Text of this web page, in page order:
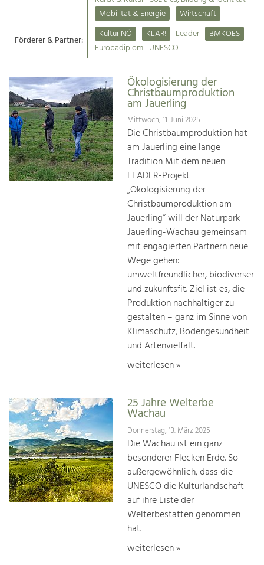
Suche
Impressum
Kontakt
Tourismus
Angebotsentwicklung und
Kunst & Kultur
Handwerk, Wissenschaft und Forschung.
Soziales, Bildung &
Identität
Gleichberechtigung, Jugend und
Integration
Mobilität & Energie
Klimawandel, öffentlicher Verkehr und
Steigerung regionaler Wertschöpfung
Mobilität & Energie
Wirtschaft
Förderer & Partner:
Kultur NÖ KLAR! Leader
BMKOES
Europadiplom UNESCO
Ökologisierung der
Christbaumproduktion
am Jauerling
Mittwoch, 11. Juni 2025
Die Christbaumproduktion hat
am Jauerling eine lange
Tradition Mit dem neuen
LEADER-Projekt
„Ökologisierung der
Christbaumproduktion am
Jauerling“ will der Naturpark
Jauerling-Wachau gemeinsam
mit engagierten Partnern neue
Wege gehen:
umweltfreundlicher, biodiverser
und zukunftsfit. Ziel ist es, die
Produktion nachhaltiger zu
gestalten – ganz im Sinne von
Klimaschutz, Bodengesundheit
und Artenvielfalt.
weiterlesen »
25 Jahre Welterbe
Wachau
Donnerstag, 13. März 2025
Die Wachau ist ein ganz
besonderer Flecken Erde. So
außergewöhnlich, dass die
UNESCO die Kulturlandschaft
auf ihre Liste der
Welterbestätten genommen
hat.
weiterlesen »